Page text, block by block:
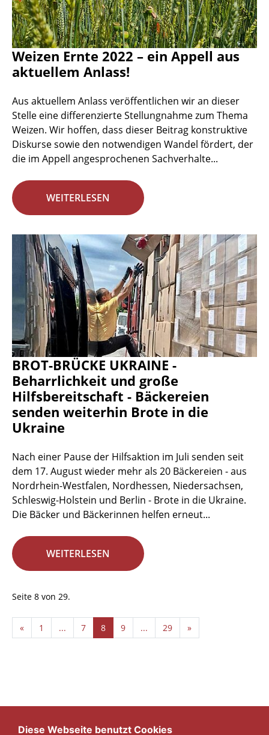
Weizen Ernte 2022 – ein Appell aus
aktuellem Anlass!
Aus aktuellem Anlass veröffentlichen wir an dieser
Stelle eine differenzierte Stellungnahme zum Thema
Weizen. Wir hoffen, dass dieser Beitrag konstruktive
Diskurse sowie den notwendigen Wandel fördert, der
die im Appell angesprochenen Sachverhalte...
WEITERLESEN
BROT-BRÜCKE UKRAINE -
Beharrlichkeit und große
Hilfsbereitschaft - Bäckereien
senden weiterhin Brote in die
Ukraine
Nach einer Pause der Hilfsaktion im Juli senden seit
dem 17. August wieder mehr als 20 Bäckereien - aus
Nordrhein-Westfalen, Nordhessen, Niedersachsen,
Schleswig-Holstein und Berlin - Brote in die Ukraine.
Die Bäcker und Bäckerinnen helfen erneut...
WEITERLESEN
Seite 8 von 29.
« 1 ... 7 8 9 ... 29 »
Diese Webseite benutzt Cookies